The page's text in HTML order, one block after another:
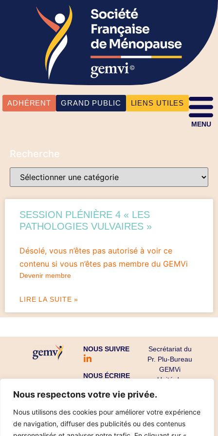
Nous respectons votre vie privée.
Nous utilisons des cookies pour améliorer votre expérience
de navigation, diffuser des publicités ou des contenus
ADHÉRENT GRAND PUBLIC LIENS UTILES
MENU
Recherche
SESSION PLÉNIÈRE 4 « LES
PATHOLOGIES VULVAIRES »
Désolé, vous n’êtes pas autorisé à voir ce
contenu si vous n’êtes pas membre du GEMVi
Devenir membre
LIRE LA SUITE »
NOUS SUIVRE
NOUS ÉCRIRE
Secrétariat du
Pr. Plu-Bureau
GEMVi
Unité de
Endocrinienne
CHU Cochin-
Port Royal